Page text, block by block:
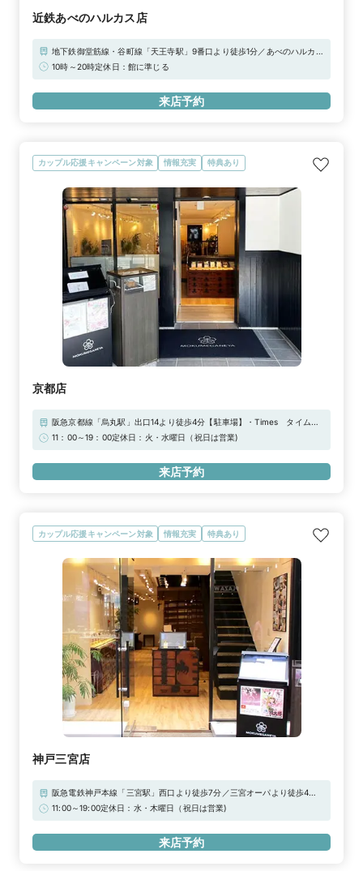
近鉄あべのハルカス店
地下鉄御堂筋線・谷町線「天王寺駅」9番口より徒歩1分／あべのハルカス
近鉄本店 ウィング館 4F近鉄南大阪線「大阪阿倍野橋駅」から直結
ト内【駐車場】・近鉄パーキングビル・近鉄南駐車場
10時～20時定休日：館に準じる
来店予約
カップル応援キャンペーン対象 情報充実 特典あり
京都店
阪急京都線「烏丸駅」出口14より徒歩4分【駐車場】・Times タイムズ
四条烏丸・Times タイムズ柳馬場蛸薬師※上記「無料提携駐車場」をご
11：00～19：00定休日：火・水曜日（祝日は営業)
来店予約
カップル応援キャンペーン対象 情報充実 特典あり
神戸三宮店
阪急電鉄神戸本線「三宮駅」西口より徒歩7分／三宮オーパより徒歩4
分、神戸阪急より徒歩7分JR・阪神線「三宮駅西口」より徒歩７分神戸市
さ2m10cmまで※上記「無料提携駐車場」をご利用下さいませ。駐車券を
ご用意しております。
11:00～19:00定休日：水・木曜日（祝日は営業)
来店予約